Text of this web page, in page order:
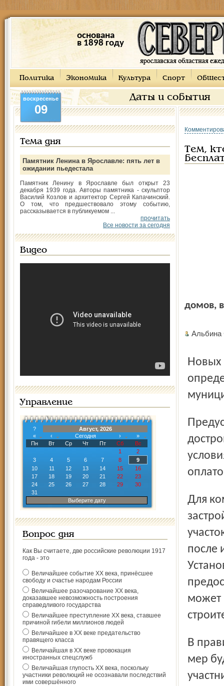
основана
в 1898 году
Политика Экономика Культура Спорт
Даты и события
воскресенье
09
Тема дня
Памятник Ленина в Ярославле: пять лет в
ожидании пьедестала
Памятник Ленину в Ярославле был открыт 23
декабря 1939 года. Авторы памятника - скульптор
Василий Козлов и архитектор Сергей Капачинский.
О том, что предшествовало этому событию,
рассказывается в публикуемом ...
прочитать
Все новости за сегодня
Видео
Управление
?
Август, 2026
«
‹ Сегодня ›
»
Пн
Вт Ср Чт Пт Сб
Вс
1
2
3
4 5 6 7 8
9
10
11 12 13 14 15
16
17
18 19 20 21 22
23
24
25 26 27 28 29
30
31
Выберите дату
Вопрос дня
Как Вы считаете, две российские революции 1917
года - это
Величайшее событие ХХ века, принёсшее
свободу и счастье народам России
Величайшее разочарование ХХ века,
доказавшее невозможность построения
справедливого государства
Величайшее преступление ХХ века, ставшее
причиной гибели миллионов людей
Величайшее в ХХ веке предательство
правящего класса
Величайшая в ХХ веке провокация
иностранных спецслужб
Величайшая глупость ХХ века, поскольку
участники революций не осознавали последствий
ими совершённого
Тем,
домов,
Новых подрядчиков будут на конкурсной основе
Предусматривается, что победитель конкурса должен
Для компенсации затрат на завершение строительства
после
может
В правительстве полагают, что предложенный комплекс
мер